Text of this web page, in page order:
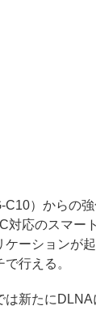
）からの
対応のスマー
ケーションが
行える。
新たにDLNA